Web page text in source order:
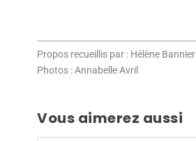
Propos recueillis par : Hélène Bannier
Photos : Annabelle Avril
Vous aimerez aussi